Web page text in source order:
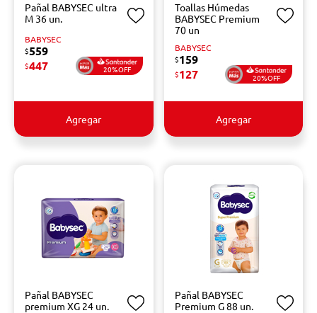
Pañal BABYSEC ultra
M 36 un.
BABYSEC
$559
$447 20%OFF
Agregar
Toallas Húmedas
BABYSEC Premium
70 un
BABYSEC
$159
$127 20%OFF
Agregar
Pañal BABYSEC
premium XG 24 un.
Pañal BABYSEC
Premium G 88 un.